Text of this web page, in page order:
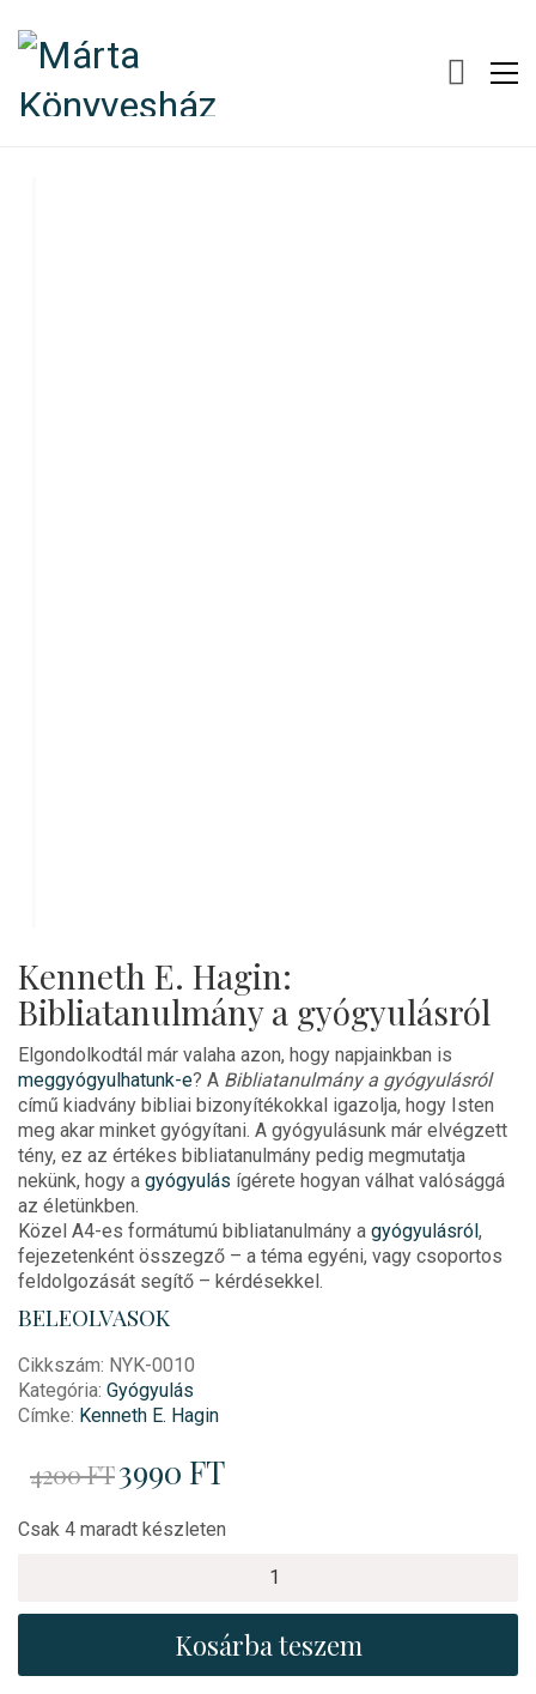
Kenneth E. Hagin:
Bibliatanulmány a gyógyulásról
Elgondolkodtál már valaha azon, hogy napjainkban is
meggyógyulhatunk-e? A Bibliatanulmány a gyógyulásról
című kiadvány bibliai bizonyítékokkal igazolja, hogy Isten
meg akar minket gyógyítani. A gyógyulásunk már elvégzett
tény, ez az értékes bibliatanulmány pedig megmutatja
nekünk, hogy a gyógyulás ígérete hogyan válhat valósággá
az életünkben.
Közel A4-es formátumú bibliatanulmány a gyógyulásról,
fejezetenként összegző – a téma egyéni, vagy csoportos
feldolgozását segítő – kérdésekkel.
BELEOLVASOK
Cikkszám: NYK-0010
Kategória: Gyógyulás
Címke: Kenneth E. Hagin
4200FT price
4200 Ft.
3990 FTCurrent
Csak 4 maradt készleten
Hagin:
Kosárba teszem